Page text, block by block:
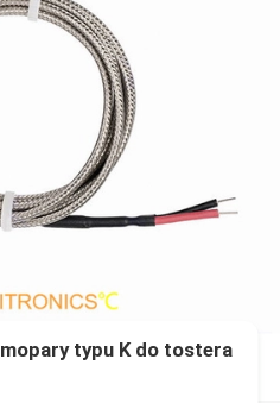
typu K do tostera